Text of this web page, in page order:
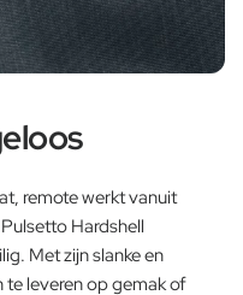
remote werkt vanuit
Hardshell
Met zijn slanke en
leveren op gemak of